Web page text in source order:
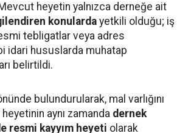
Mevcut heyetin yalnızca derneğe ait
konularda yetkili olduğu; iş
tebligatlar veya adres
idari hususlarda muhatap
belirtildi.
bulundurularak, mal varlığını
aynı zamanda dernek
resmi kayyım heyeti olarak